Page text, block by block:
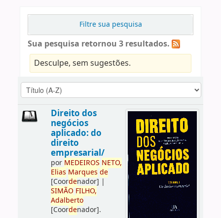
Filtre sua pesquisa
Sua pesquisa retornou 3 resultados.
Desculpe, sem sugestões.
Direito dos
negócios
aplicado: do
direito
empresarial/
por MEDEIROS NETO,
Elias Marques de
[Coordenador] |
SIMÃO FILHO,
Adalberto
[Coordenador].